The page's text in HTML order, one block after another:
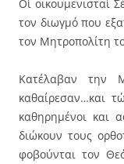
Οί οικουμενισταί
τον διωγμό που
τον Μητροπολίτη
Κατέλαβαν την
καθαίρεσαν…και
καθηρημένοι και
διώκουν τους
φοβούνται τον